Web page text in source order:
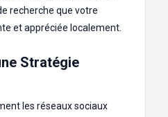
recherche que votre
et appréciée localement.
Stratégie
les réseaux sociaux